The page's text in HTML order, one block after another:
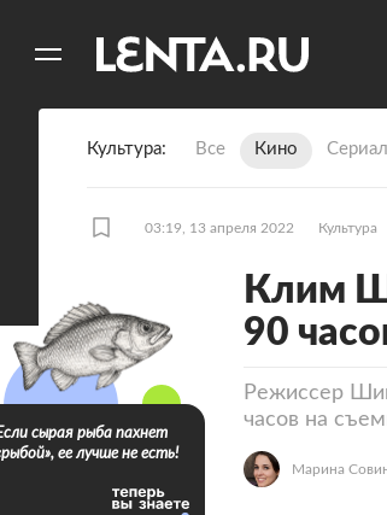
Культура Все Кино
03:19, 13 апреля 2022 Культура
Клим
90
Режиссер
часов на
Марина
сырая рыба пахнет
ее лучше не есть!